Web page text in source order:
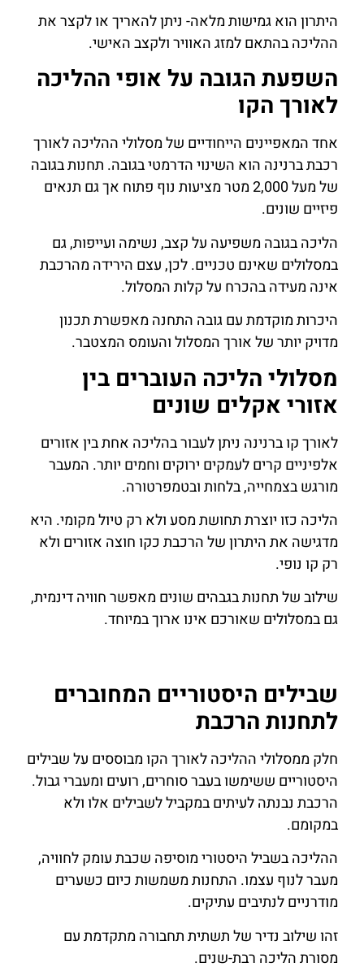
היתרון הוא גמישות מלאה- ניתן להאריך או לקצר את
ההליכה בהתאם למזג האוויר ולקצב האישי.
השפעת הגובה על אופי ההליכה
לאורך הקו
אחד המאפיינים הייחודיים של מסלולי ההליכה לאורך
רכבת ברנינה הוא השינוי הדרמטי בגובה. תחנות בגובה
של מעל 2,000 מטר מציעות נוף פתוח אך גם תנאים
פיזיים שונים.
הליכה בגובה משפיעה על קצב, נשימה ועייפות, גם
במסלולים שאינם טכניים. לכן, עצם הירידה מהרכבת
אינה מעידה בהכרח על קלות המסלול.
היכרות מוקדמת עם גובה התחנה מאפשרת תכנון
מדויק יותר של אורך המסלול והעומס המצטבר.
מסלולי הליכה העוברים בין
אזורי אקלים שונים
לאורך קו ברנינה ניתן לעבור בהליכה אחת בין אזורים
אלפיניים קרים לעמקים ירוקים וחמים יותר. המעבר
מורגש בצמחייה, בלחות ובטמפרטורה.
הליכה כזו יוצרת תחושת מסע ולא רק טיול מקומי. היא
מדגישה את היתרון של הרכבת כקו חוצה אזורים ולא
רק קו נופי.
שילוב של תחנות בגבהים שונים מאפשר חוויה דינמית,
גם במסלולים שאורכם אינו ארוך במיוחד.
שבילים היסטוריים המחוברים
לתחנות הרכבת
חלק ממסלולי ההליכה לאורך הקו מבוססים על שבילים
היסטוריים ששימשו בעבר סוחרים, רועים ומעברי גבול.
הרכבת נבנתה לעיתים במקביל לשבילים אלו ולא
במקומם.
ההליכה בשביל היסטורי מוסיפה שכבת עומק לחוויה,
מעבר לנוף עצמו. התחנות משמשות כיום כשערים
מודרניים לנתיבים עתיקים.
זהו שילוב נדיר של תשתית תחבורה מתקדמת עם
מסורת הליכה רבת-שנים.